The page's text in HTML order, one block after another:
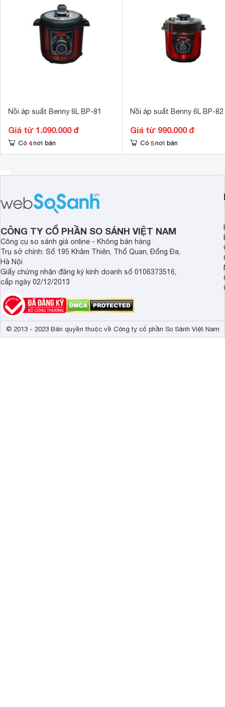
thực phẩm ninh hầm chín nhừ nhanh chóng.
Dung tích 6 lít
Với dung tích 6 lít, nồi áp suất điện Benny sẽ đáp ứng nhu
Nồi áp suất Benny 6L BP-81
Giá từ 1.090.000 đ
Có 4 nơi bán
Nồi áp suất Benny 6L BP-82
Giá từ 990.000 đ
Có 5 nơi bán
CÔNG TY CỔ PHẦN SO SÁNH VIỆT NAM
Công cụ so sánh giá online - Không bán hàng
Trụ sở chính: Số 195 Khâm Thiên, Thổ Quan, Đống Đa,
Hà Nội
Giấy chứng nhận đăng ký kinh doanh số 0106373516,
cấp ngày 02/12/2013
© 2013 - 2023 Bản quyền thuộc về Công ty cổ phần So Sánh Việt Nam